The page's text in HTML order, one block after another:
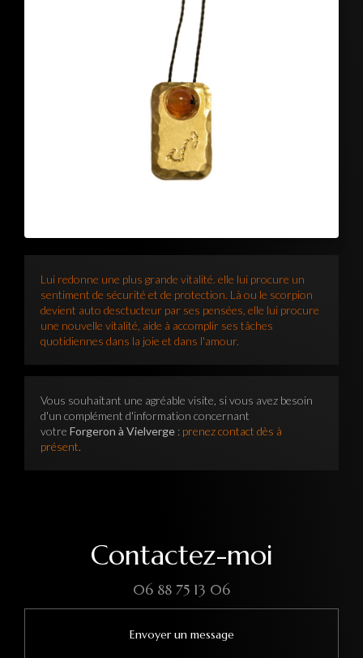
Lui redonne une plus grande vitalité. elle lui procure un
sentiment de sécurité et de protection. Là ou le scorpion
devient auto desctucteur par ses pensées, elle lui procure
une nouvelle vitalité, aide à accomplir ses tâches
quotidiennes dans la joie et dans l'amour.
Vous souhaitant une agréable visite, si vous avez besoin
d'un complément d'information concernant
votre Forgeron à Vielverge : prenez contact dès à
présent.
Contactez-moi
06 88 75 13 06
Envoyer un message